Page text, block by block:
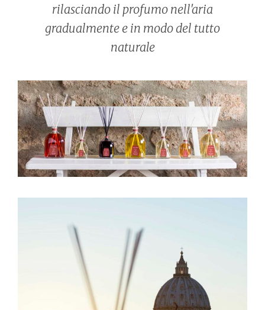
rilasciando il profumo nell'aria
gradualmente e in modo del tutto
naturale